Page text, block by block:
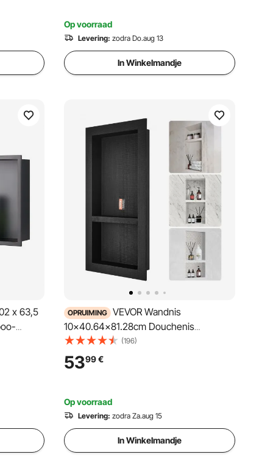
Op voorraad
Levering: zodra Do.aug 13
In Winkelmandje
x 63,5
voor
OPRUIMING VEVOR Wandnis
10x40.64x81.28cm Douchenis
Betegelbare Dubbellaagse Waterdichte
Nis Installatie Achterwand Materiaal
(XPS, Hout, Cement) Geschikt voor
(196)
5399€
Op voorraad
Levering: zodra Za.aug 15
In Winkelmandje